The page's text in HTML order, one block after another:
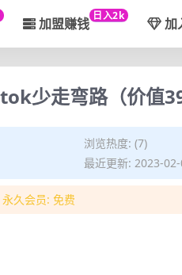
加盟赚钱 日入2k 加
少走弯路（价值
浏览热度: (7)
最近更新: 2023-
永久会员: 免费